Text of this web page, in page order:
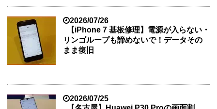
2026/07/26
【iPhone 7 基板修理】電源が入らない・
リンゴループも諦めないで！データその
まま復旧
2026/07/25